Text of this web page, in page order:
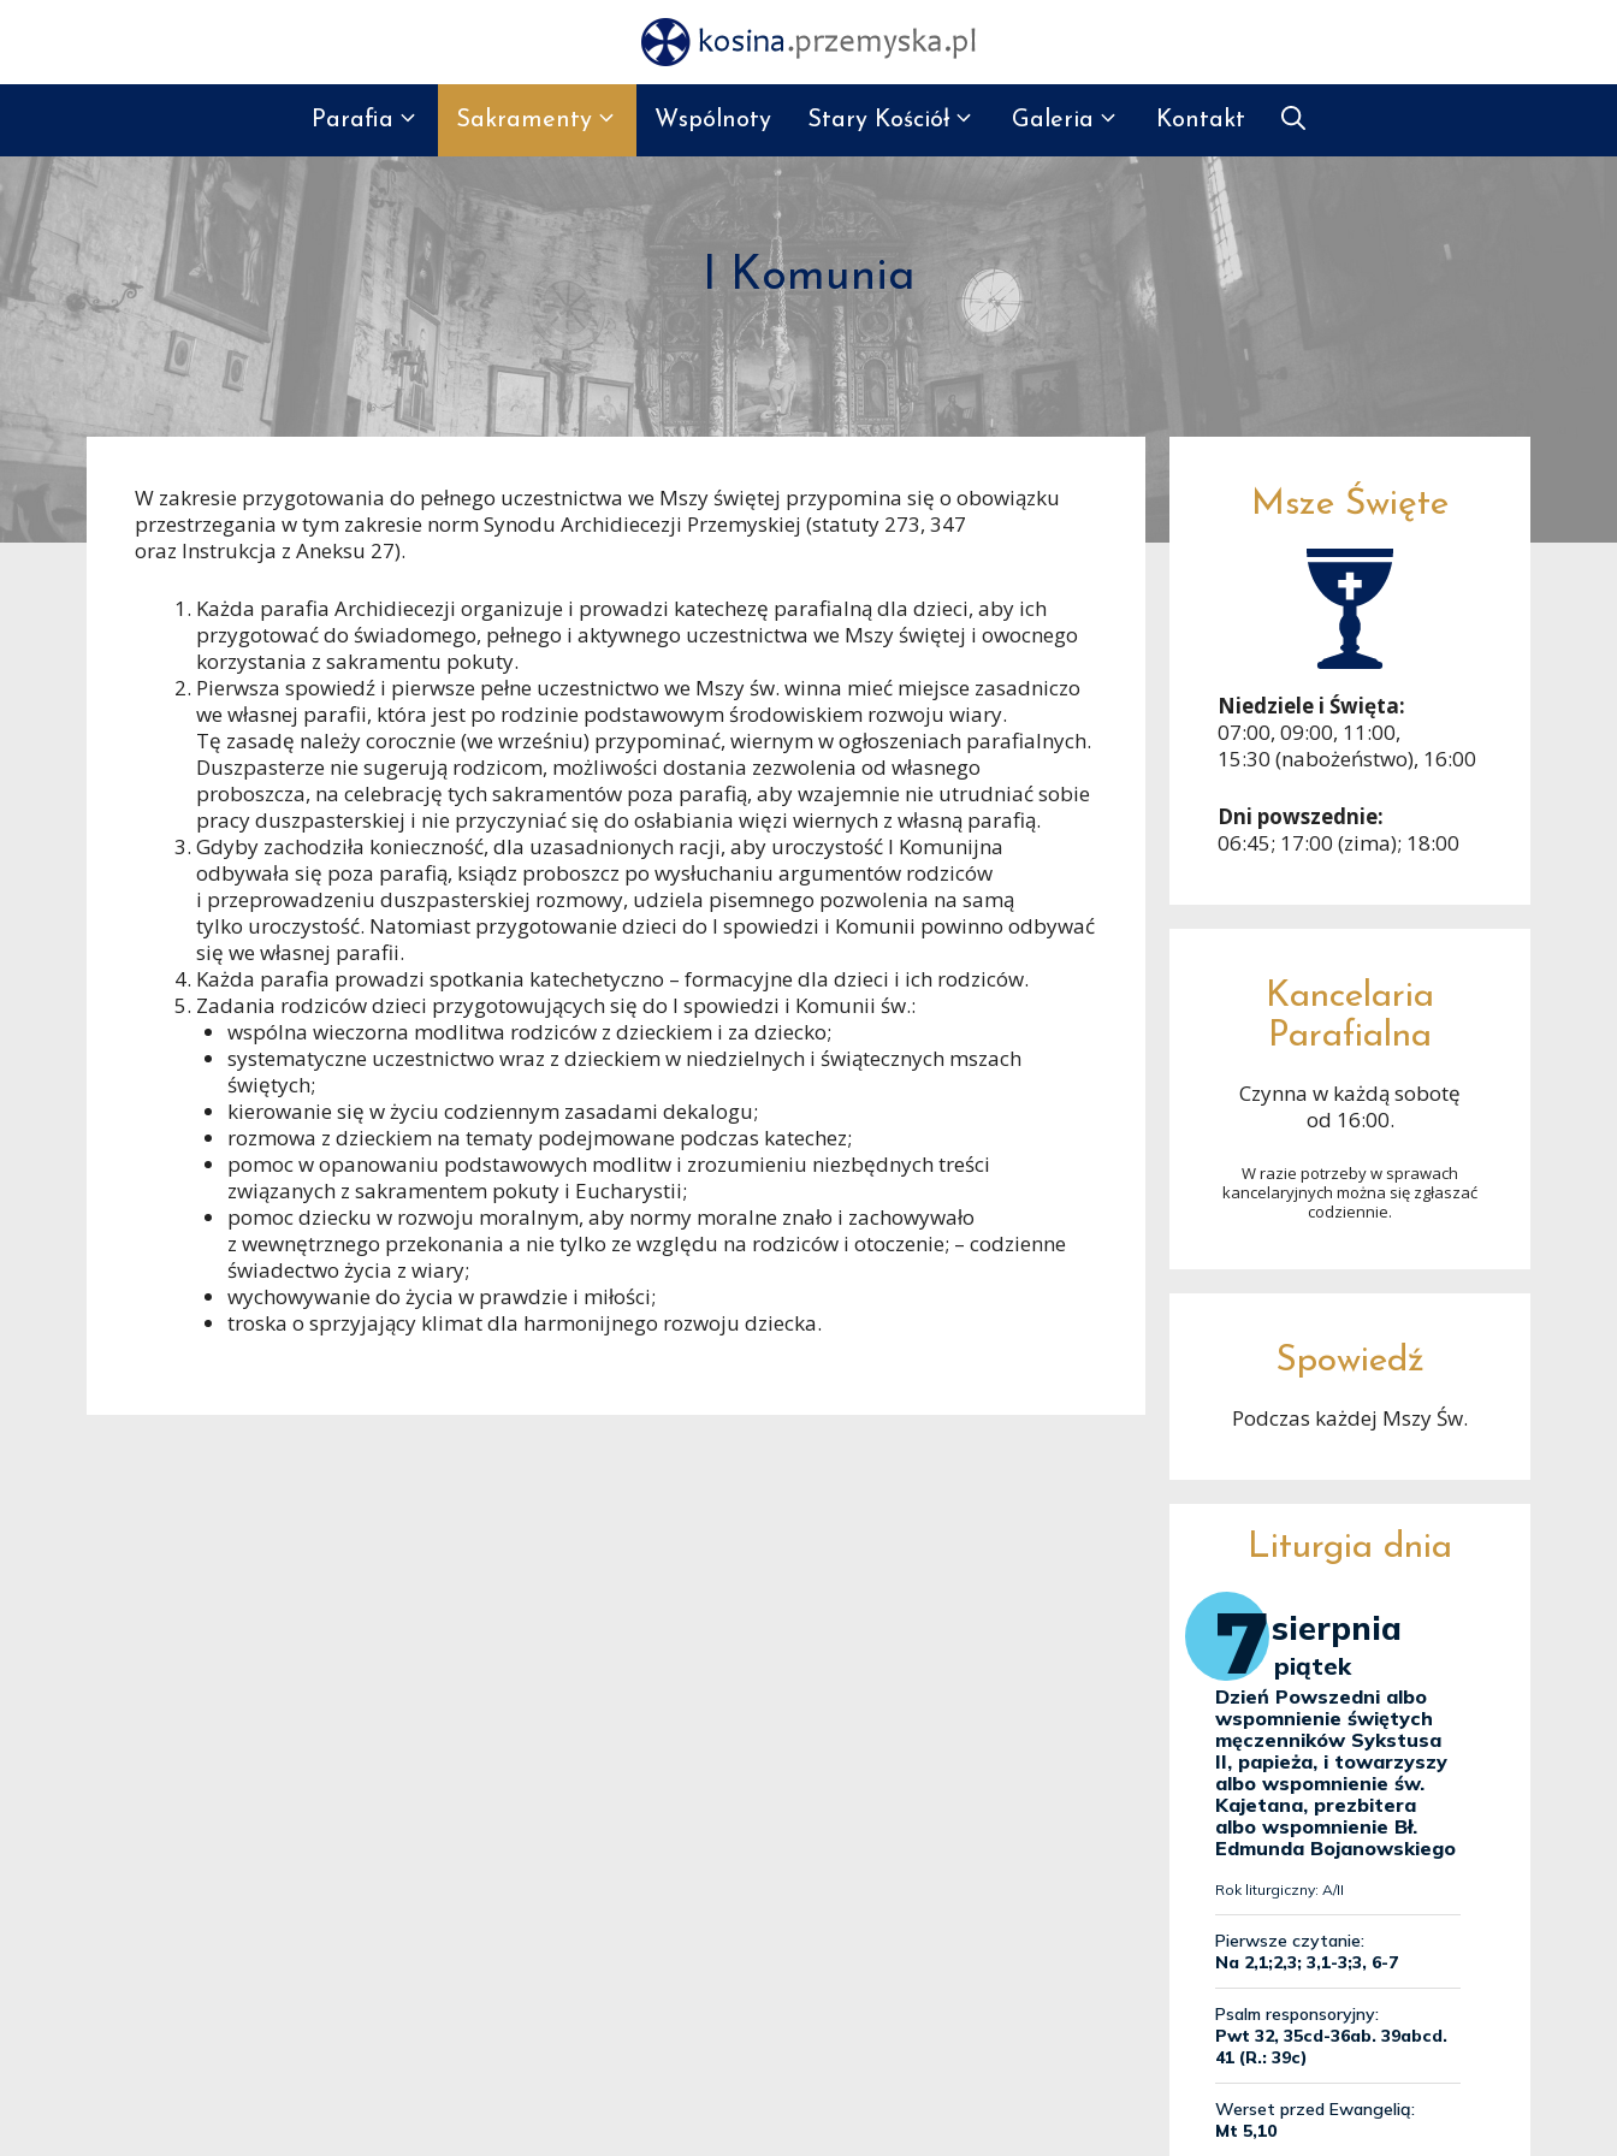
Parafia Sakramenty Wspólnoty Stary Kościół Galeria Kontakt
I Komunia
W zakresie przygotowania do pełnego uczestnictwa we Mszy świętej przypomina się o obowiązku
przestrzegania w tym zakresie norm Synodu Archidiecezji Przemyskiej (statuty 273, 347
oraz Instrukcja z Aneksu 27).
Każda parafia Archidiecezji organizuje i prowadzi katechezę parafialną dla dzieci, aby ich
przygotować do świadomego, pełnego i aktywnego uczestnictwa we Mszy świętej i owocnego
korzystania z sakramentu pokuty.
Pierwsza spowiedź i pierwsze pełne uczestnictwo we Mszy św. winna mieć miejsce zasadniczo
we własnej parafii, która jest po rodzinie podstawowym środowiskiem rozwoju wiary.
Tę zasadę należy corocznie (we wrześniu) przypominać, wiernym w ogłoszeniach parafialnych.
Duszpasterze nie sugerują rodzicom, możliwości dostania zezwolenia od własnego
proboszcza, na celebrację tych sakramentów poza parafią, aby wzajemnie nie utrudniać sobie
pracy duszpasterskiej i nie przyczyniać się do osłabiania więzi wiernych z własną parafią.
Gdyby zachodziła konieczność, dla uzasadnionych racji, aby uroczystość I Komunijna
odbywała się poza parafią, ksiądz proboszcz po wysłuchaniu argumentów rodziców
i przeprowadzeniu duszpasterskiej rozmowy, udziela pisemnego pozwolenia na samą
tylko uroczystość. Natomiast przygotowanie dzieci do I spowiedzi i Komunii powinno odbywać
się we własnej parafii.
Każda parafia prowadzi spotkania katechetyczno – formacyjne dla dzieci i ich rodziców.
Zadania rodziców dzieci przygotowujących się do I spowiedzi i Komunii św.:
wspólna wieczorna modlitwa rodziców z dzieckiem i za dziecko;
systematyczne uczestnictwo wraz z dzieckiem w niedzielnych i świątecznych mszach
świętych;
kierowanie się w życiu codziennym zasadami dekalogu;
rozmowa z dzieckiem na tematy podejmowane podczas katechez;
pomoc w opanowaniu podstawowych modlitw i zrozumieniu niezbędnych treści
związanych z sakramentem pokuty i Eucharystii;
pomoc dziecku w rozwoju moralnym, aby normy moralne znało i zachowywało
z wewnętrznego przekonania a nie tylko ze względu na rodziców i otoczenie; – codzienne
świadectwo życia z wiary;
wychowywanie do życia w prawdzie i miłości;
troska o sprzyjający klimat dla harmonijnego rozwoju dziecka.
Msze Święte
Niedziele i Święta:
07:00, 09:00, 11:00,
15:30 (nabożeństwo), 16:00
Dni powszednie:
06:45; 17:00 (zima); 18:00
Kancelaria
Parafialna
Czynna w każdą sobotę
od 16:00.
W razie potrzeby w sprawach
kancelaryjnych można się zgłaszać
codziennie.
Spowiedź
Podczas każdej Mszy Św.
Liturgia dnia